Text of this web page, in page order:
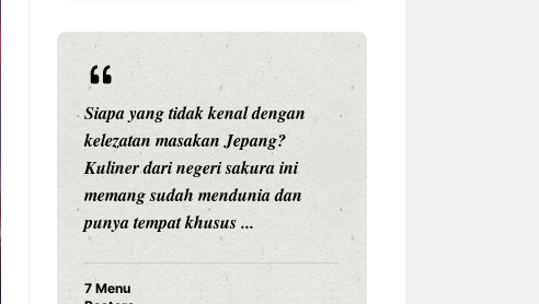
Siapa yang tidak kenal dengan
kelezatan masakan Jepang?
Kuliner dari negeri sakura ini
memang sudah mendunia dan
punya tempat khusus ...
7 Menu